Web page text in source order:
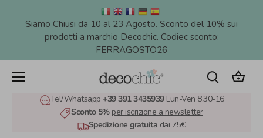
Siamo Chiusi da 10 al 23 Agosto. Sconto del 10% sui
prodotti a marchio Decochic. Codiec sconto:
FERRAGOSTO26
Tel/Whatsapp +39 391 3435939 Lun-Ven 8.30-16
Sconto 5% per iscrizione a newsletter
Spedizione gratuita dai 75€